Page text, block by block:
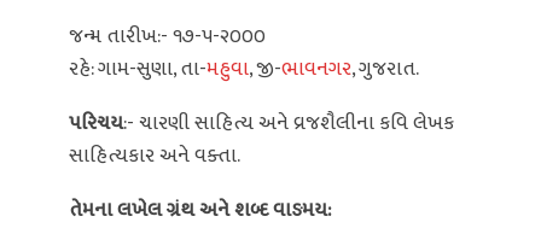
જન્મ તારીખ:- ૧૭-૫-૨૦૦૦
રહે: ગામ-સુણા, તા-મહુવા, જી-ભાવનગર, ગુજરાત.
પરિચય:- ચારણી સાહિત્ય અને વ્રજશૈલીના કવિ લેખક
સાહિત્યકાર અને વક્તા.
તેમના લખેલ ગ્રંથ અને શબ્દ વાઙમય: